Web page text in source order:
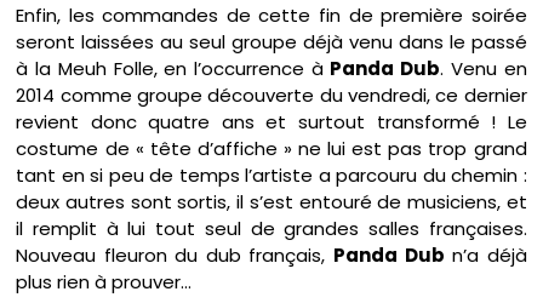
Enfin, les commandes de cette fin de première soirée
seront laissées au seul groupe déjà venu dans le passé
à la Meuh Folle, en l’occurrence à Panda Dub. Venu en
2014 comme groupe découverte du vendredi, ce dernier
revient donc quatre ans et surtout transformé ! Le
costume de « tête d’affiche » ne lui est pas trop grand
tant en si peu de temps l’artiste a parcouru du chemin :
deux autres sont sortis, il s’est entouré de musiciens, et
il remplit à lui tout seul de grandes salles françaises.
Nouveau fleuron du dub français, Panda Dub n’a déjà
plus rien à prouver…